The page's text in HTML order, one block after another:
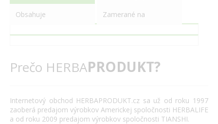
Obsahuje Zamerané na
Prečo HERBAPRODUKT?
Internetový obchod HERBAPRODUKT.cz sa už od roku 1997
zaoberá predajom výrobkov Americkej spoločnosti HERBALIFE
a od roku 2009 predajom výrobkov spoločnosti TIANSHI.